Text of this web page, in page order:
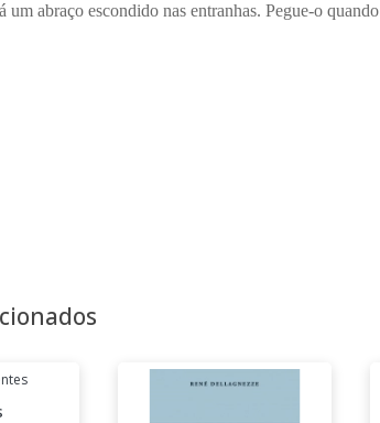
um abraço escondido nas entranhas. Pegue-o